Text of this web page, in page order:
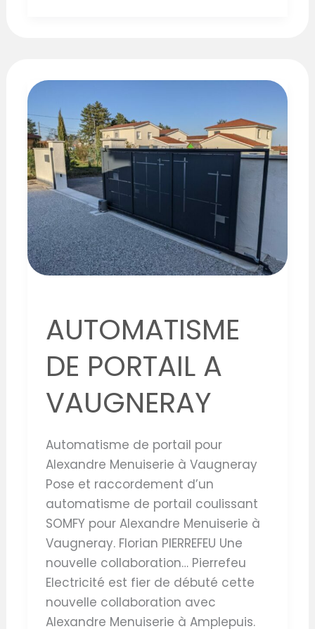
AUTOMATISME
DE PORTAIL A
VAUGNERAY
Automatisme de portail pour
Alexandre Menuiserie à Vaugneray
Pose et raccordement d’un
automatisme de portail coulissant
SOMFY pour Alexandre Menuiserie à
Vaugneray. Florian PIERREFEU Une
nouvelle collaboration… Pierrefeu
Electricité est fier de débuté cette
nouvelle collaboration avec
Alexandre Menuiserie à Amplepuis.
PORTAIL
A
VAUGNERAY